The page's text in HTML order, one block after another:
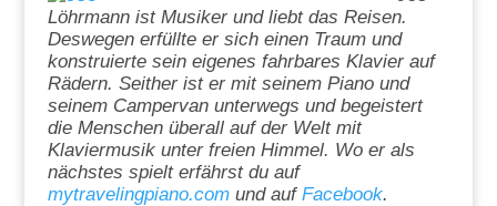
Löhrmann ist Musiker und liebt das Reisen.
Deswegen erfüllte er sich einen Traum und
konstruierte sein eigenes fahrbares Klavier auf
Rädern. Seither ist er mit seinem Piano und
seinem Campervan unterwegs und begeistert
die Menschen überall auf der Welt mit
Klaviermusik unter freien Himmel. Wo er als
nächstes spielt erfährst du auf
mytravelingpiano.comund auf Facebook.